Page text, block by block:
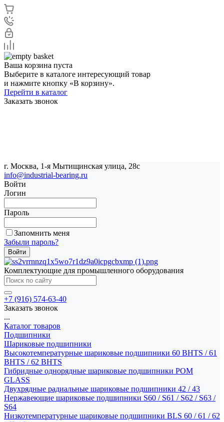
Ваша корзина пуста
Выберите в каталоге интересующий товар
и нажмите кнопку «В корзину».
Перейти в каталог
Заказать звонок
г. Москва, 1-я Мытищинская улица, 28с
info@industrial-bearing.ru
Войти
Логин
Пароль
Запомнить меня
Забыли пароль?
Комплектующие для промышленного оборудования
+7 (916) 574-63-40
Заказать звонок
...
Каталог товаров
Подшипники
Шариковые подшипники
Высокотемпературные шариковые подшипники 60 BHTS / 61
BHTS / 62 BHTS
Гибридные однорядные шариковые подшипники POM
GLASS
Двухрядные радиальные шариковые подшипники 42 / 43
Нержавеющие шариковые подшипники S60 / S61 / S62 / S63 /
S64
Низкотемпературные шариковые подшипники BLS 60 / 61 / 62